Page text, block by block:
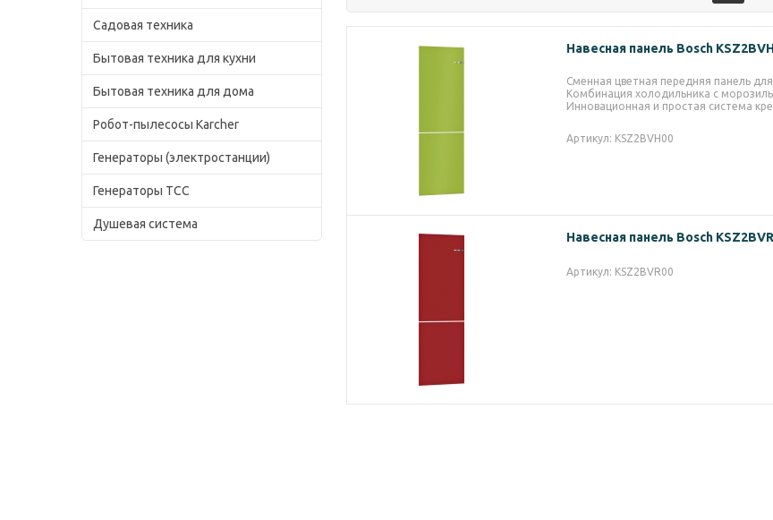
Садовая техника
Бытовая техника для кухни
Бытовая техника для дома
Робот-пылесосы Karcher
Генераторы (электростанции)
Генераторы ТСС
Душевая система
Навесная панель Bosch
Сменная цветная передняя панель
Комбинация холодильника с
Инновационная и простая система
панелей. Просто потяните нижний
Артикул: KSZ2BVH00
Навесная панель Bosch
Артикул: KSZ2BVR00